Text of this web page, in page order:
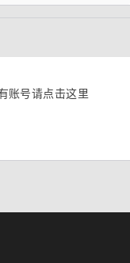
账号请点击这里